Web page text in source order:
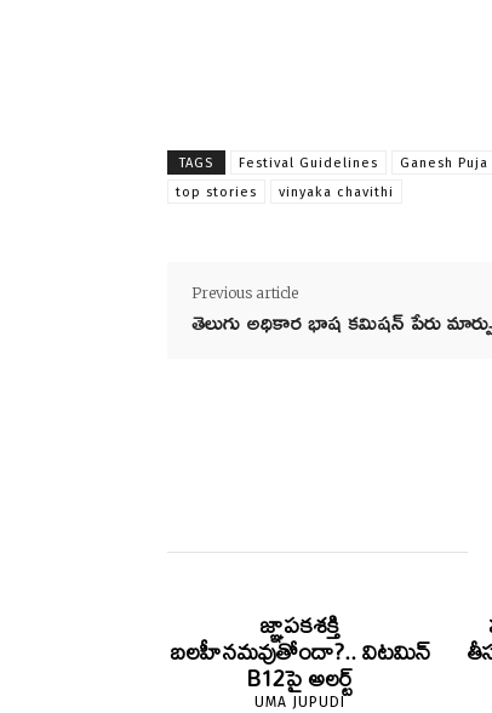
TAGS Festival Guidelines
Ganesh Puja
top stories
vinyaka chavithi
Previous article
తెలుగు అధికార భాష కమిషన్ పేరు
జ్ఞాపకశక్తి
బలహీనమవుతోందా?.. విటమిన్
B12పై అలర్ట్
UMA JUPUDI